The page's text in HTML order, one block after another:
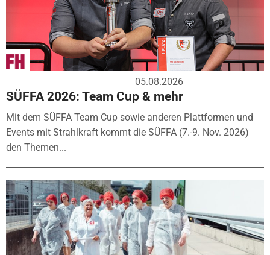
05.08.2026
SÜFFA 2026: Team Cup & mehr
Mit dem SÜFFA Team Cup sowie anderen Plattformen und
Events mit Strahlkraft kommt die SÜFFA (7.-9. Nov. 2026)
den Themen...